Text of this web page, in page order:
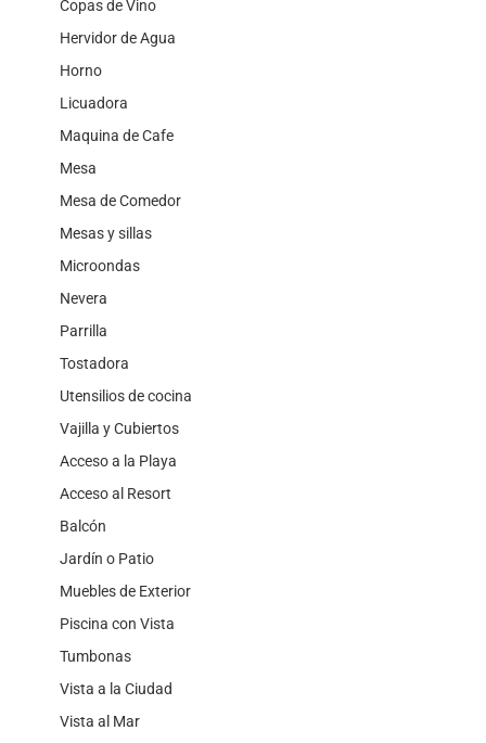
Copas de Vino
Hervidor de Agua
Horno
Licuadora
Maquina de Cafe
Mesa
Mesa de Comedor
Mesas y sillas
Microondas
Nevera
Parrilla
Tostadora
Utensilios de cocina
Vajilla y Cubiertos
Acceso a la Playa
Acceso al Resort
Balcón
Jardín o Patio
Muebles de Exterior
Piscina con Vista
Tumbonas
Vista a la Ciudad
Vista al Mar